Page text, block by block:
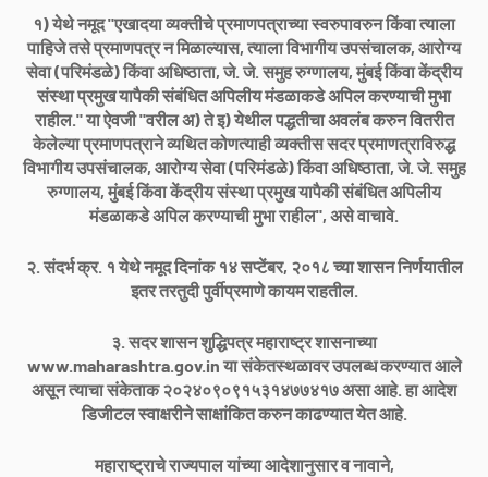
१) येथे नमूद "एखादया व्यक्तीचे प्रमाणपत्राच्या स्वरुपावरुन किंवा त्याला
पाहिजे तसे प्रमाणपत्र न मिळाल्यास, त्याला विभागीय उपसंचालक, आरोग्य
सेवा (परिमंडळे) किंवा अधिष्ठाता, जे. जे. समुह रुग्णालय, मुंबई किंवा केंद्रीय
संस्था प्रमुख यापैकी संबंधित अपिलीय मंडळाकडे अपिल करण्याची मुभा
राहील." या ऐवजी "वरील अ) ते इ) येथील पद्धतीचा अवलंब करुन वितरीत
केलेल्या प्रमाणपत्राने व्यथित कोणत्याही व्यक्तीस सदर प्रमाणत्राविरुद्ध
विभागीय उपसंचालक, आरोग्य सेवा (परिमंडळे) किंवा अधिष्ठाता, जे. जे. समुह
रुग्णालय, मुंबई किंवा केंद्रीय संस्था प्रमुख यापैकी संबंधित अपिलीय
मंडळाकडे अपिल करण्याची मुभा राहील", असे वाचावे.
२. संदर्भ क्र. १ येथे नमूद दिनांक १४ सप्टेंबर, २०१८ च्या शासन निर्णयातील
इतर तरतुदी पुर्वीप्रमाणे कायम राहतील.
३. सदर शासन शुद्धिपत्र महाराष्ट्र शासनाच्या
www.maharashtra.gov.in या संकेतस्थळावर उपलब्ध करण्यात आले
असून त्याचा संकेताक २०२४०९०९१५३१४७७४१७ असा आहे. हा आदेश
डिजीटल स्वाक्षरीने साक्षांकित करुन काढण्यात येत आहे.
महाराष्ट्राचे राज्यपाल यांच्या आदेशानुसार व नावाने,